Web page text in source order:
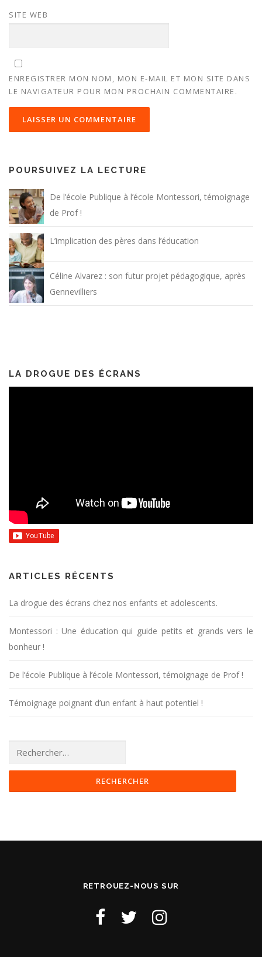
SITE WEB
ENREGISTRER MON NOM, MON E-MAIL ET MON SITE DANS
LE NAVIGATEUR POUR MON PROCHAIN COMMENTAIRE.
POURSUIVEZ LA LECTURE
De l’école Publique à l’école Montessori, témoignage
de Prof !
L’implication des pères dans l’éducation
Céline Alvarez : son futur projet pédagogique, après
Gennevilliers
LA DROGUE DES ÉCRANS
ARTICLES RÉCENTS
La drogue des écrans chez nos enfants et adolescents.
Montessori : Une éducation qui guide petits et grands vers le
bonheur !
De l’école Publique à l’école Montessori, témoignage de Prof !
Témoignage poignant d’un enfant à haut potentiel !
Rechercher :
RETROUEZ-NOUS SUR